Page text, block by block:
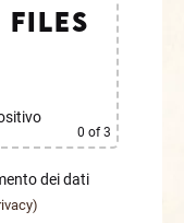
Files
0 of 3
dei dati